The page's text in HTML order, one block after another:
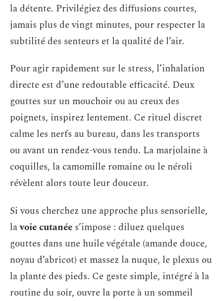
la détente. Privilégiez des diffusions courtes,
jamais plus de vingt minutes, pour respecter la
subtilité des senteurs et la qualité de l’air.
Pour agir rapidement sur le stress, l’inhalation
directe est d’une redoutable efficacité. Deux
gouttes sur un mouchoir ou au creux des
poignets, inspirez lentement. Ce rituel discret
calme les nerfs au bureau, dans les transports
ou avant un rendez-vous tendu. La marjolaine à
coquilles, la camomille romaine ou le néroli
révèlent alors toute leur douceur.
Si vous cherchez une approche plus sensorielle,
lavoie cutanée s’impose : diluez quelques
gouttes dans une huile végétale (amande douce,
noyau d’abricot) et massez la nuque, le plexus ou
la plante des pieds. Ce geste simple, intégré à la
routine du soir, ouvre la porte à un sommeil